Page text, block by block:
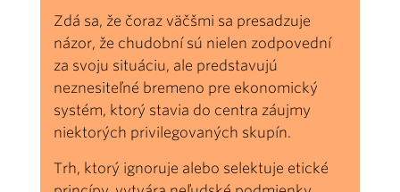
Zdá sa, že čoraz väčšmi sa presadzuje
názor, že chudobní sú nielen zodpovední
za svoju situáciu, ale predstavujú
neznesiteľné bremeno pre ekonomický
systém, ktorý stavia do centra záujmy
niektorých privilegovaných skupín.
Trh, ktorý ignoruje alebo selektuje etické